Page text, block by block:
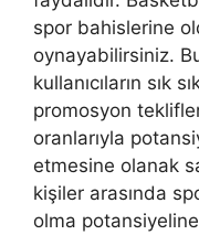
spor bahislerine
oynayabilirsiniz.
kullanıcıların sık
promosyon
oranlarıyla
etmesine olanak
kişiler arasında
olma